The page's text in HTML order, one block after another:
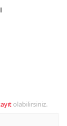
olabilirsiniz.